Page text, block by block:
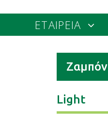
ΕΤΑΙΡΕΙΑ
Ζαμπόν
Light